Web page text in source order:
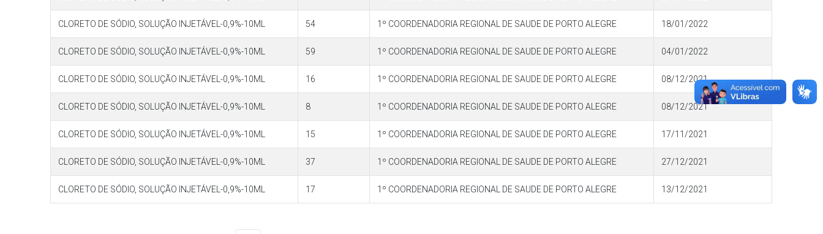
CLORETO DE SÓDIO, SOLUÇÃO INJETÁVEL-0,9%-10ML 54 1º COORDENADORIA REGIONAL DE SAUDE DE PORTO ALEGRE 18/01/2022
CLORETO DE SÓDIO, SOLUÇÃO INJETÁVEL-0,9%-10ML 59 1º COORDENADORIA REGIONAL DE SAUDE DE PORTO ALEGRE 04/01/2022
CLORETO DE SÓDIO, SOLUÇÃO INJETÁVEL-0,9%-10ML 16 1º COORDENADORIA REGIONAL DE SAUDE DE PORTO ALEGRE 08/12/2021
CLORETO DE SÓDIO, SOLUÇÃO INJETÁVEL-0,9%-10ML 8 1º COORDENADORIA REGIONAL DE SAUDE DE PORTO ALEGRE 08/12/2021
CLORETO DE SÓDIO, SOLUÇÃO INJETÁVEL-0,9%-10ML 15 1º COORDENADORIA REGIONAL DE SAUDE DE PORTO ALEGRE 17/11/2021
CLORETO DE SÓDIO, SOLUÇÃO INJETÁVEL-0,9%-10ML 37 1º COORDENADORIA REGIONAL DE SAUDE DE PORTO ALEGRE 27/12/2021
CLORETO DE SÓDIO, SOLUÇÃO INJETÁVEL-0,9%-10ML 17 1º COORDENADORIA REGIONAL DE SAUDE DE PORTO ALEGRE 13/12/2021